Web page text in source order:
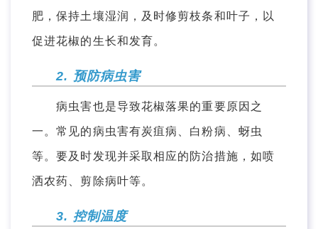
肥，保持土壤湿润，及时修剪枝条和叶子，以
促进花椒的生长和发育。
2. 预防病虫害
病虫害也是导致花椒落果的重要原因之
一。常见的病虫害有炭疽病、白粉病、蚜虫
等。要及时发现并采取相应的防治措施，如喷
洒农药、剪除病叶等。
3. 控制温度